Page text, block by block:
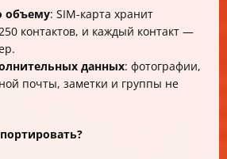
объему: SIM-карта хранит
контактов, и каждый контакт —
данных: фотографии,
почты, заметки и группы не